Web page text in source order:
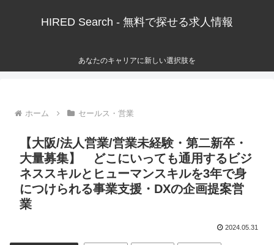
HIRED Search - 無料で探せる求人情報
あなたのキャリアに新しい選択肢を
ホーム セールス・営業
【大阪/法人営業/営業未経験・第二新卒・
大量募集】 どこにいっても通用するビジ
ネススキルとヒューマンスキルを3年で身
につけられる事業支援・DXの企画提案営
業
2024.05.31